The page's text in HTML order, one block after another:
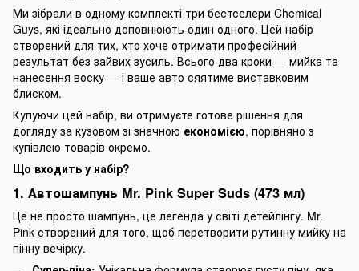
Ми зібрали в одному комплекті три бестселери Chemical
Guys, які ідеально доповнюють один одного. Цей набір
створений для тих, хто хоче отримати професійний
результат без зайвих зусиль. Всього два кроки — мийка та
нанесення воску — і ваше авто сяятиме виставковим
блиском.
Купуючи цей набір, ви отримуєте готове рішення для
догляду за кузовом зі значною економією, порівняно з
купівлею товарів окремо.
Що входить у набір?
1. Автошампунь Mr. Pink Super Suds (473 мл)
Це не просто шампунь, це легенда у світі детейлінгу. Mr.
Pink створений для того, щоб перетворити рутинну мийку на
пінну вечірку.